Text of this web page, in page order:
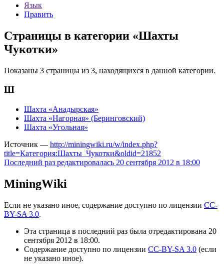
Язык
Править
Страницы в категории «Шахты
Чукотки»
Показаны 3 страницы из 3, находящихся в данной категории.
Ш
Шахта «Анадырская»
Шахта «Нагорная» (Беринговский)
Шахта «Угольная»
Источник — http://miningwiki.ru/w/index.php?
title=Категория:Шахты_Чукотки&oldid=21852
Последний раз редактировалась 20 сентября 2012 в 18:00
MiningWiki
Если не указано иное, содержание доступно по лицензии CC-
BY-SA 3.0.
Эта страница в последний раз была отредактирована 20
сентября 2012 в 18:00.
Содержание доступно по лицензии CC-BY-SA 3.0 (если
не указано иное).